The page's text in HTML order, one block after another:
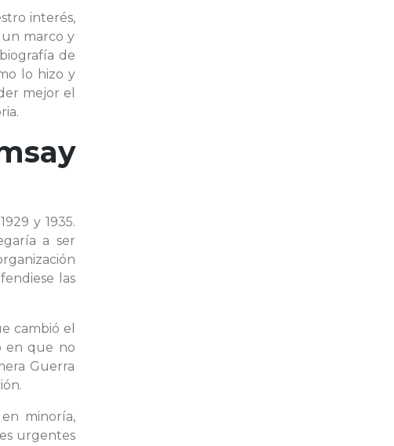
interés,
marco y
de
lo hizo y
mejor el
y 1935.
a ser
las
cambió el
en que no
Guerra
minoría,
urgentes